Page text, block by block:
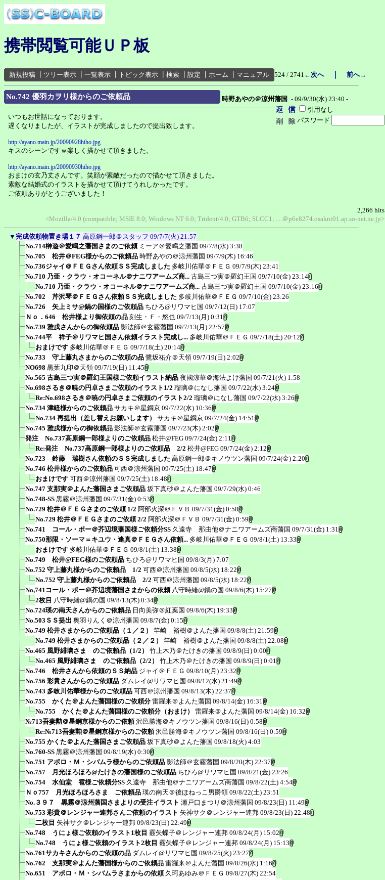
携帯閲覧可能ＵＰ板
新規投稿 ツリー表示 一覧表示 トピック表示 検索 設定 ホーム マニュアル 524 / 2741 ←次へ｜ 前へ→
No.742 優羽カヲリ様からのご依頼品 時野あやの＠涼州藩国 - 09/9/30(水) 23:40 -
引用なし
パスワード
いつもお世話になっております。
遅くなりましたが、イラストが完成しましたので提出致します。
http://ayano.main.jp/20090928hiho.jpg
キスのシーンですｗ楽しく描かせて頂きました。
http://ayano.main.jp/20090930hiho.jpg
おまけの玄乃丈さんです。笑顔が素敵だったので描かせて頂きました。
素敵な結婚式のイラストを描かせて頂けてうれしかったです。
ご依頼ありがとうございました！
2,266 hits
<Mozilla/4.0 (compatible; MSIE 8.0; Windows NT 6.0; Trident/4.0; GTB6; SLCC1; ....＠p6e8274.osaknt01.ap.so-net.ne.jp>
▼ 完成依頼物置き場１７ 高原鋼一郎＠スタッフ 09/7/7(火) 21:57
No.714榊遊＠愛鳴之藩国さまのご依頼 ミーア＠愛鳴之藩国 09/7/8(水) 3:38
No.705 松井＠FEG様からのご依頼品 時野あやの＠涼州藩国 09/7/9(木) 16:46
No.736ジャイ＠ＦＥＧさん依頼ＳＳ完成しました 多岐川佑華＠ＦＥＧ 09/7/9(木) 23:41
No.710 乃亜・クラウ・オコーネル＠ナニワアームズ商... 古島三つ実＠羅幻王国 09/7/10(金) 23:14
No.710 乃亜・クラウ・オコーネル＠ナニワアームズ商... 古島三つ実＠羅幻王国 09/7/10(金) 23:16
No.702 芹沢琴＠ＦＥＧさん依頼ＳＳ完成しました 多岐川佑華＠ＦＥＧ 09/7/10(金) 23:26
No.726 矢上ミサ@鍋の国様のご依頼品 ちひろ@リワマヒ国 09/7/12(日) 17:07
Ｎｏ．646 松井様より御依頼の品 刻生・Ｆ・悠也 09/7/13(月) 0:31
No.739 雅戌さんからの御依頼品 影法師＠玄霧藩国 09/7/13(月) 22:57
No.744平 祥子＠リワマヒ国さん依頼イラスト完成し... 多岐川佑華＠ＦＥＧ 09/7/18(土) 20:12
おまけです 多岐川佑華＠ＦＥＧ 09/7/18(土) 20:14
No.733 守上藤丸さまからのご依頼の品 鷺坂祐介＠天領 09/7/19(日) 2:02
NO698 黒葉九印＠天領 09/7/19(日) 11:45
No.565 古島三つ実＠羅幻王国様ご依頼イラスト納品 夜國涼華＠海法よけ藩国 09/7/21(火) 1:58
No.698さるき＠暁の円卓さまご依頼のイラスト1/2 瑠璃＠になし藩国 09/7/22(水) 3:24
Re:No.698さるき＠暁の円卓さまご依頼のイラスト2/2 瑠璃＠になし藩国 09/7/22(水) 3:26
No.734 津軽様からのご依頼品 サカキ＠星鋼京 09/7/22(水) 10:36
No.734 再提出（差し替えお願いします）
サカキ＠星鋼京 09/7/24(金) 14:51
No.745 雅戌様からの御依頼品 影法師＠玄霧藩国 09/7/23(木) 2:02
発注 No.737高原鋼一郎様よりのご依頼品 松井@FEG 09/7/24(金) 2:11
Re:発注 No.737高原鋼一郎様よりのご依頼品 2/2 松井@FEG 09/7/24(金) 2:12
No.723 鈴藤 瑞樹さん依頼のＳＳ完成しました 高原鋼一郎＠キノウツン藩国 09/7/24(金) 2:20
No.746 松井様からのご依頼品 可西＠涼州藩国 09/7/25(土) 18:47
おまけです 可西＠涼州藩国 09/7/25(土) 18:48
No.747 支那実＠よんた藩国さまご依頼品 坂下真砂＠よんた藩国 09/7/29(水) 0:46
No.748-SS 黒霧＠涼州藩国 09/7/31(金) 0:53
No.729 松井＠ＦＥＧさまのご依頼 1/2 阿部火深＠ＦＶＢ 09/7/31(金) 0:58
No.729 松井＠ＦＥＧさまのご依頼 2/2 阿部火深＠ＦＶＢ 09/7/31(金) 0:59
No.741 コール・ポー＠芥辺境藩国様ご依頼分SS 久遠寺 那由他＠ナニワアームズ商藩国 09/7/31(金) 1:31
No.750那限・ソーマ＝キユウ・逢真＠ＦＥＧさん依頼... 多岐川佑華＠ＦＥＧ 09/8/1(土) 13:33
おまけです 多岐川佑華＠ＦＥＧ 09/8/1(土) 13:38
No.749 松井@FEG様のご依頼品 ちひろ@リワマヒ国 09/8/3(月) 7:07
No.752 守上藤丸様からのご依頼品 1/2 可西＠涼州藩国 09/8/5(水) 18:22
No.752 守上藤丸様からのご依頼品 2/2 可西＠涼州藩国 09/8/5(水) 18:22
No,741コール・ポー＠芥辺境藩国さまからの依頼 八守時緒@鍋の国 09/8/6(木) 15:27
2枚目 八守時緒@鍋の国 09/8/13(木) 0:34
No.724瑛の南天さんからのご依頼品 日向美弥＠紅葉国 09/8/6(木) 19:33
No.503ＳＳ提出 奥羽りんく＠涼州藩国 09/8/7(金) 0:15
No.749 松井さまからのご依頼品（１／２）
竿崎 裕樹＠よんた藩国 09/8/8(土) 21:59
No.749 松井さまからのご依頼品（２／２）
竿崎 裕樹＠よんた藩国 09/8/8(土) 22:08
No.465 風野緋璃さま のご依頼品（1/2）
竹上木乃＠たけきの藩国 09/8/9(日) 0:00
No.465 風野緋璃さま のご依頼品（2/2）
竹上木乃＠たけきの藩国 09/8/9(日) 0:01
No.746 松井さんから依頼のＳＳ納品 ジャイ＠ＦＥＧ 09/8/10(月) 23:32
No.756 彩貴さんからのご依頼品 ダムレイ@リワマヒ国 09/8/12(水) 21:49
No.743 多岐川佑華様からのご依頼品 可西＠涼州藩国 09/8/13(木) 22:37
No.755 かくた＠よんた藩国様のご依頼分 雷羅来＠よんた藩国 09/8/14(金) 16:31
No.755 かくた＠よんた藩国様のご依頼分（おまけ）
雷羅来＠よんた藩国 09/8/14(金) 16:32
№713吾妻勲＠星鋼京様からのご依頼 沢邑勝海＠キノウツン藩国 09/8/16(日) 0:58
Re:№713吾妻勲＠星鋼京様からのご依頼 沢邑勝海＠キノウツン藩国 09/8/16(日) 0:59
No.755 かくた＠よんた藩国さまご依頼品 坂下真砂＠よんた藩国 09/8/18(火) 4:03
No.760-SS 黒霧＠涼州藩国 09/8/19(水) 0:30
No.751 アポロ・Ｍ・シバムラ様からのご依頼品 影法師＠玄霧藩国 09/8/20(木) 22:37
No.757 月光ほろほろ@たけきの藩国様のご依頼品 ちひろ@リワマヒ国 09/8/21(金) 23:26
No.754 水仙堂 雹様ご依頼分SS 久遠寺 那由他＠ナニワアームズ商藩国 09/8/22(土) 4:54
Ｎｏ757 月光ほろほろさま ご依頼品 瑛の南天＠後ほねっこ男爵領 09/8/22(土) 23:51
No.３９７ 黒霧＠涼州藩国さまよりの受注イラスト 瀬戸口まつり＠涼州藩国 09/8/23(日) 11:49
No.753 彩貴＠レンジャー連邦さんご依頼のイラスト 矢神サク＠レンジャー連邦 09/8/23(日) 22:48
二枚目 矢神サク＠レンジャー連邦 09/8/23(日) 22:49
No.748 うにょ様ご依頼のイラスト1枚目 霰矢蝶子＠レンジャー連邦 09/8/24(月) 15:02
No.748 うにょ様ご依頼のイラスト2枚目 霰矢蝶子＠レンジャー連邦 09/8/24(月) 15:13
No.761サカキさんからのご依頼の品 ダムレイ@リワマヒ国 09/8/25(火) 23:27
No.762 支那実＠よんた藩国様からのご依頼品 雷羅来＠よんた藩国 09/8/26(水) 1:16
No.651 アポロ・Ｍ・シバムラさまからの依頼 久珂あゆみ＠ＦＥＧ 09/8/27(木) 22:54